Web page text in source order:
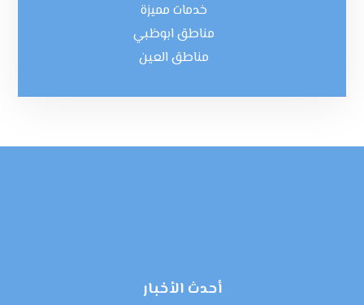
خدمات مميزة
مناطق ابوظبي
مناطق العين
أحدث الأخبار